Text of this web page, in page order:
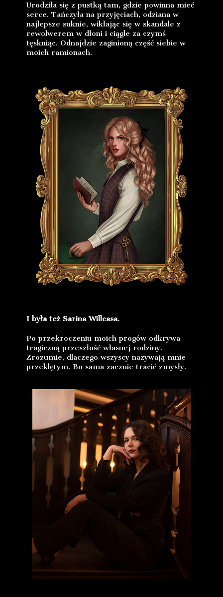
Urodziła się z pustką tam, gdzie powinna mieć
serce. Tańczyła na przyjęciach, odziana w
najlepsze suknie, wikłając się w skandale z
rewolwerem w dłoni i ciągle za czymś
tęskniąc. Odnajdzie zaginioną część siebie w
moich ramionach.
I była też Sarina Willcasa.
Po przekroczeniu moich progów odkrywa
tragiczną przeszłość własnej rodziny.
Zrozumie, dlaczego wszyscy nazywają mnie
przeklętym. Bo sama zacznie tracić zmysły.